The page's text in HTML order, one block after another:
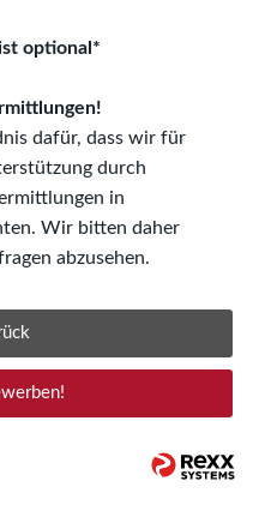
optional*
dafür, dass wir für
durch
in
Wir bitten daher
abzusehen.